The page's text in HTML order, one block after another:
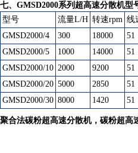
七、GMSD2000系列超高速分散机型
型号
流量L/H 转速rpm 线
GMSD2000/4
300 18000 51
GMSD2000/5
1000 14000 51
GMSD2000/10 2000 9200 51
GMSD2000/20 5000 2850 51
GMSD2000/30 8000 1420 51
聚合法碳粉超高速分散机，碳粉超高